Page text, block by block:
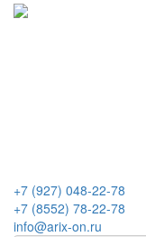
+7 (927) 048-22-78
+7 (8552) 78-22-78
info@arix-on.ru